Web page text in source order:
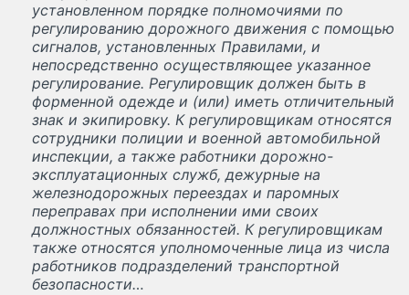
установленном порядке полномочиями по
регулированию дорожного движения с помощью
сигналов, установленных Правилами, и
непосредственно осуществляющее указанное
регулирование. Регулировщик должен быть в
форменной одежде и (или) иметь отличительный
знак и экипировку. К регулировщикам относятся
сотрудники полиции и военной автомобильной
инспекции, а также работники дорожно-
эксплуатационных служб, дежурные на
железнодорожных переездах и паромных
переправах при исполнении ими своих
должностных обязанностей. К регулировщикам
также относятся уполномоченные лица из числа
работников подразделений транспортной
безопасности…